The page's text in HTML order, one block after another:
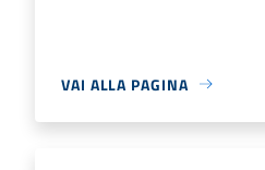
VAI ALLA PAGINA